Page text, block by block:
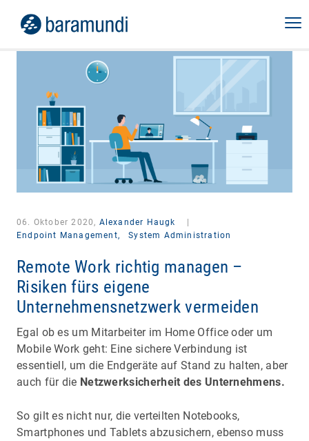
06. Oktober 2020, Alexander Haugk
Endpoint Management,
System Administration
Remote Work richtig managen –
Risiken fürs eigene
Unternehmensnetzwerk vermeiden
Egal ob es um Mitarbeiter im Home Office oder um
Mobile Work geht: Eine sichere Verbindung ist
essentiell, um die Endgeräte auf Stand zu halten, aber
auch für die Netzwerksicherheit des Unternehmens.
So gilt es nicht nur, die verteilten Notebooks,
Smartphones und Tablets abzusichern, ebenso muss